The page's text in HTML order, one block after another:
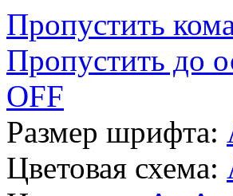
Пропустить
Пропустить до
OFF
Размер шрифта:
Цветовая схема: